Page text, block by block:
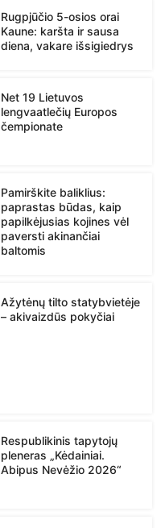
Rugpjūčio 5-osios orai
Kaune: karšta ir sausa
diena, vakare išsigiedrys
Net 19 Lietuvos
lengvaatlečių Europos
čempionate
Pamirškite baliklius:
paprastas būdas, kaip
papilkėjusias kojines vėl
paversti akinančiai
baltomis
Ažytėnų tilto statybvietėje
– akivaizdūs pokyčiai
Respublikinis tapytojų
pleneras „Kėdainiai.
Abipus Nevėžio 2026“